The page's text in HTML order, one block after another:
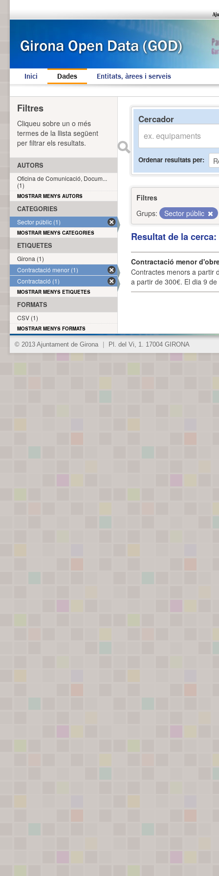
Inici Dades Entitats, àrees i serveis
Cercador
Ordenar resultats per
Filtres
Grups:
Sector públic
Resultat de la
Contractació menor
Contractes menors a partir
a partir de 300€. El dia 9
Filtres
Cliqueu sobre un o més
termes de la llista següent
per filtrar els resultats.
AUTORS
Oficina de Comunicació, Docum...
(1)
MOSTRAR MENYS AUTORS
CATEGORIES
Sector públic (1)
MOSTRAR MENYS CATEGORIES
ETIQUETES
Girona (1)
Contractació menor (1)
Contractació (1)
MOSTRAR MENYS ETIQUETES
FORMATS
CSV (1)
MOSTRAR MENYS FORMATS
© 2013 Ajuntament de Girona Pl. del Vi, 1. 17004 GIRONA